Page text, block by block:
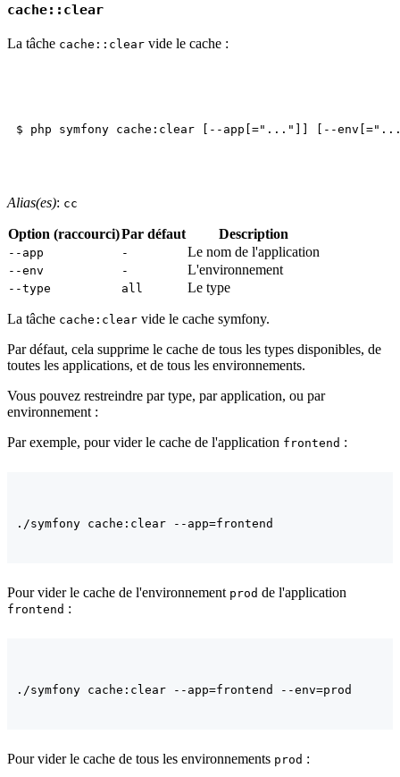
cache::clear
La tâche cache::clear vide le cache :
Alias(es): cc
Option (raccourci)Par défaut Description
--app - Le nom de l'application
--env - L'environnement
--type all Le type
La tâche cache:clear vide le cache symfony.
Par défaut, cela supprime le cache de tous les types disponibles, de
toutes les applications, et de tous les environnements.
Vous pouvez restreindre par type, par application, ou par
environnement :
Par exemple, pour vider le cache de l'application frontend :
Pour vider le cache de l'environnement prod de l'application
frontend :
Pour vider le cache de tous les environnements prod :